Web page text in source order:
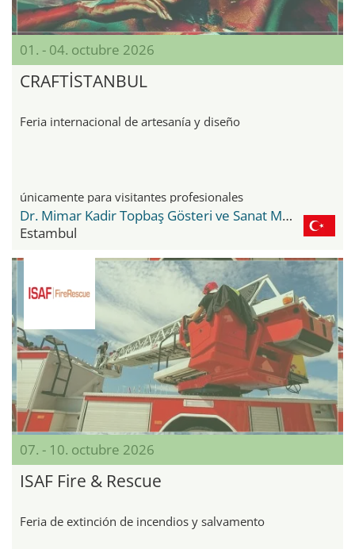
01. - 04. octubre 2026
CRAFTİSTANBUL
Feria internacional de artesanía y diseño
únicamente para visitantes profesionales
Dr. Mimar Kadir Topbaş Gösteri ve Sanat Merkezi
Estambul
07. - 10. octubre 2026
ISAF Fire & Rescue
Feria de extinción de incendios y salvamento